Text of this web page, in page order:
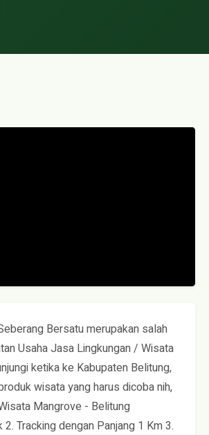
Bersatu merupakan salah
Usaha Jasa Lingkungan / Wisata
ketika ke Kabupaten Belitung,
wisata yang harus dicoba nih,
Mangrove - Belitung
Tracking dengan Panjang 1 Km 3.